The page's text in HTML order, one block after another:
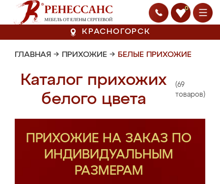
0
КРАСНОГОРСК
ГЛАВНАЯ → ПРИХОЖИЕ → БЕЛЫЕ ПРИХОЖИЕ
Каталог прихожих
белого цвета
(69
товаров)
ПРИХОЖИЕ НА ЗАКАЗ ПО
ИНДИВИДУАЛЬНЫМ
РАЗМЕРАМ